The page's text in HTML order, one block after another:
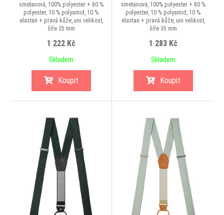
smetanová, 100% polyester + 80 %
polyester, 10 % polyamid, 10 %
elastan + pravá kůže, uni velikost,
šíře 35 mm
1 222 Kč
Skladem
Koupit
smetanová, 100% polyester + 80 %
polyester, 10 % polyamid, 10 %
elastan + pravá kůže, uni velikost,
šíře 35 mm
1 283 Kč
Skladem
Koupit